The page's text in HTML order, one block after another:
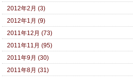
2012年2月 (3)
2012年1月 (9)
2011年12月 (73)
2011年11月 (95)
2011年9月 (30)
2011年8月 (31)